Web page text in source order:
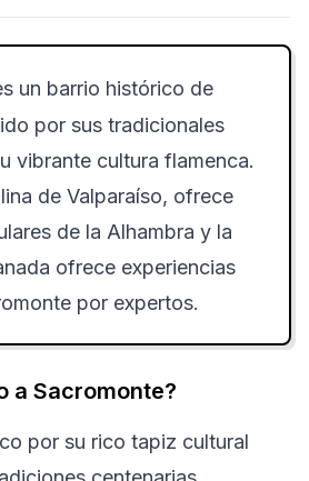
un barrio histórico de
por sus tradicionales
vibrante cultura flamenca.
de Valparaíso, ofrece
de la Alhambra y la
ofrece experiencias
por expertos.
a Sacromonte?
por su rico tapiz cultural